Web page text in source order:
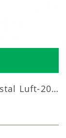
Aquecedor Infravermelho Pedestal Luft-20000